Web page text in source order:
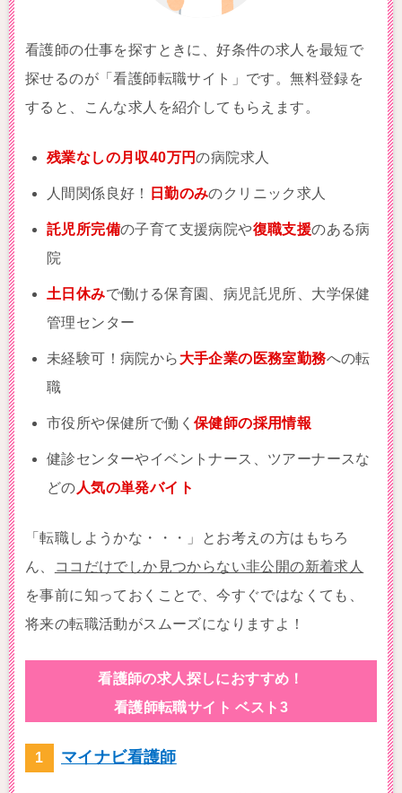
看護師の仕事を探すときに、好条件の求人を最短で
探せるのが「看護師転職サイト」です。無料登録を
すると、こんな求人を紹介してもらえます。
残業なしの月収40万円の病院求人
人間関係良好！ 日勤のみのクリニック求人
託児所完備の子育て支援病院や復職支援のある病
院
土日休みで働ける保育園、病児託児所、大学保健
管理センター
未経験可！病院から 大手企業の医務室勤務への転
職
市役所や保健所で働く 保健師の採用情報
健診センターやイベントナース、ツアーナースな
どの 人気の単発バイト
「転職しようかな・・・」とお考えの方はもちろ
ん、
ココだけでしか見つからない非公開の新着求人
を事前に知っておくことで、今すぐではなくても、
将来の転職活動がスムーズになりますよ！
看護師の求人探しにおすすめ！
看護師転職サイト ベスト3
マイナビ看護師